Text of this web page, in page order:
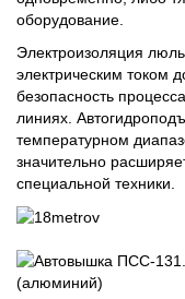
оборудование.
Электроизоляция
электрическим током
безопасность
линиях.
температурном
значительно
специальной техники.